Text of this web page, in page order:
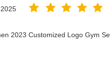
2023 Customized Logo Gym